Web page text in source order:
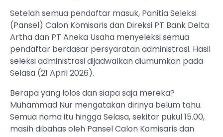
Setelah semua pendaftar masuk, Panitia Seleksi
(Pansel) Calon Komisaris dan Direksi PT Bank Delta
Artha dan PT Aneka Usaha menyeleksi semua
pendaftar berdasar persyaratan administrasi. Hasil
seleksi administrasi dijadwalkan diumumkan pada
Selasa (21 April 2026).
Berapa yang lolos dan siapa saja mereka?
Muhammad Nur mengatakan dirinya belum tahu.
Semua nama itu hingga Selasa, sekitar pukul 15.00,
masih dibahas oleh Pansel Calon Komisaris dan